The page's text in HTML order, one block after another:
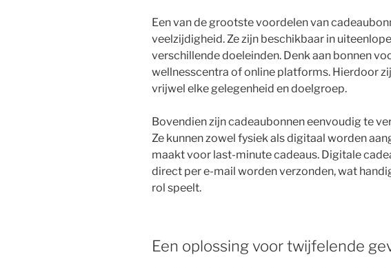
Een van de grootste voordelen van
veelzijdigheid. Ze zijn beschikbaar in
verschillende doeleinden. Denk aan bonnen
wellnesscentra of online platforms. Hierdoor
vrijwel elke gelegenheid en doelgroep.
Bovendien zijn cadeaubonnen eenvoudig te
Ze kunnen zowel fysiek als digitaal worden
maakt voor last-minute cadeaus. Digitale
direct per e-mail worden verzonden, wat
rol speelt.
Een oplossing voor twijfelende